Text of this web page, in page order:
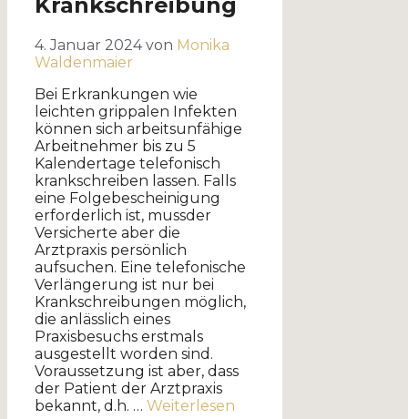
4. Januar 2024 von Monika
Waldenmaier
Bei Erkrankungen wie
leichten grippalen Infekten
können sich arbeitsunfähige
Arbeitnehmer bis zu 5
Kalendertage telefonisch
krankschreiben lassen. Falls
eine Folgebescheinigung
erforderlich ist, mussder
Versicherte aber die
Arztpraxis persönlich
aufsuchen. Eine telefonische
Verlängerung ist nur bei
Krankschreibungen möglich,
die anlässlich eines
Praxisbesuchs erstmals
ausgestellt worden sind.
Voraussetzung ist aber, dass
der Patient der Arztpraxis
bekannt, d.h. … Weiterlesen